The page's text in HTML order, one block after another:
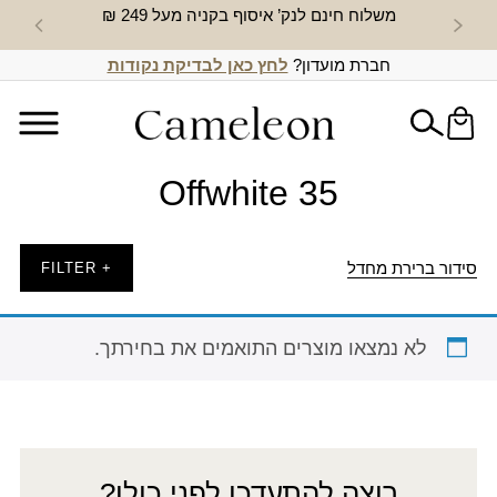
משלוח חינם לנק’ איסוף בקניה מעל 249 ₪ חדש
חברת מועדון? לחץ כאן לבדיקת נקודות
Offwhite 35
סידור ברירת מחדל + FILTER
לא נמצאו מוצרים התואמים את בחירתך.